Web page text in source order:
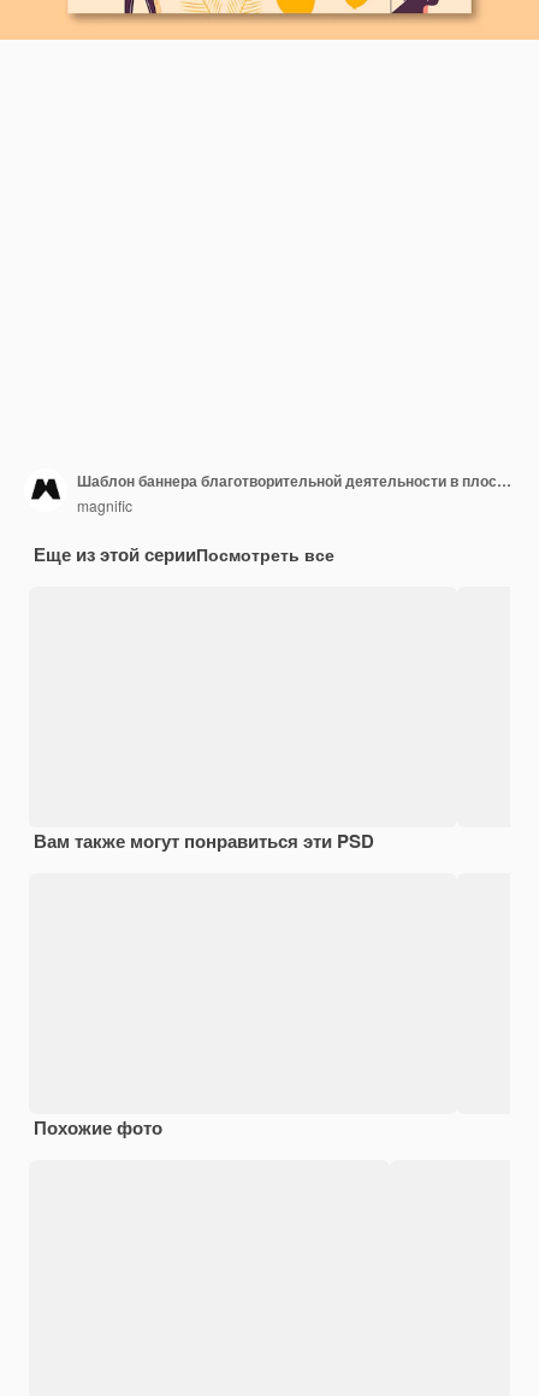
Шаблон баннера благотворительной деятельности в плоском дизайне
magnific
Еще из этой серииПосмотреть все
Вам также могут понравиться эти PSD
Похожие фото